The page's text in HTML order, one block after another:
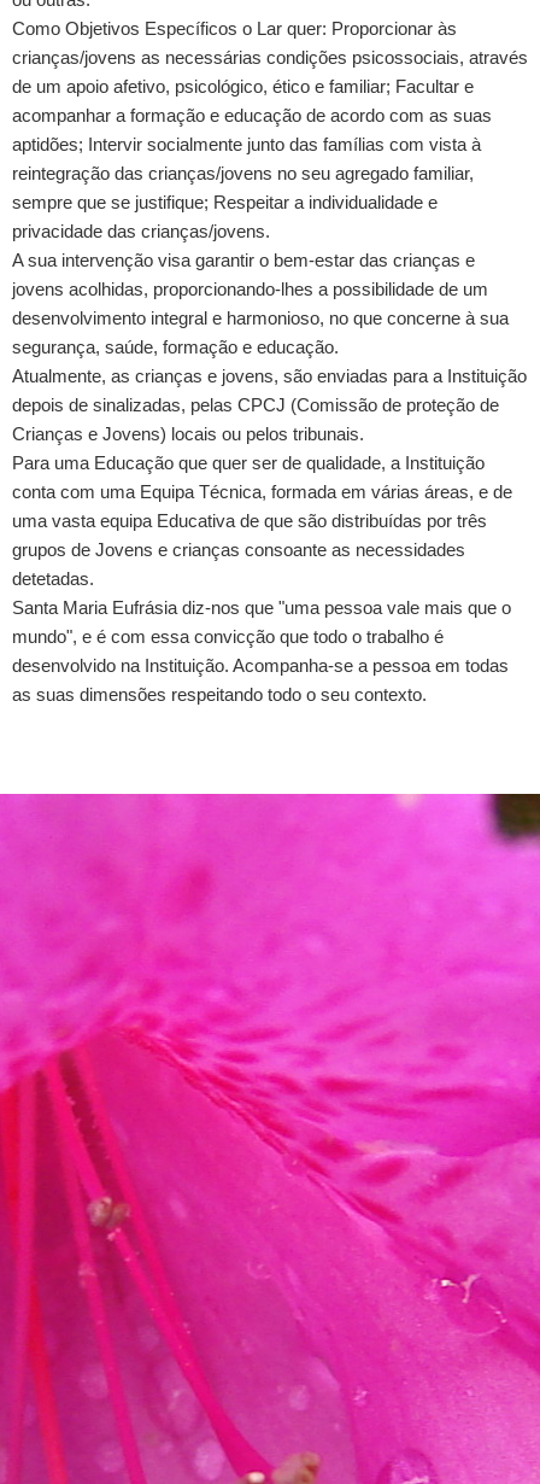
Como Objetivos Específicos o Lar quer: Proporcionar às
crianças/jovens as necessárias condições psicossociais, através
de um apoio afetivo, psicológico, ético e familiar; Facultar e
acompanhar a formação e educação de acordo com as suas
aptidões; Intervir socialmente junto das famílias com vista à
reintegração das crianças/jovens no seu agregado familiar,
sempre que se justifique; Respeitar a individualidade e
privacidade das crianças/jovens.
A sua intervenção visa garantir o bem-estar das crianças e
jovens acolhidas, proporcionando-lhes a possibilidade de um
desenvolvimento integral e harmonioso, no que concerne à sua
segurança, saúde, formação e educação.
Atualmente, as crianças e jovens, são enviadas para a Instituição
depois de sinalizadas, pelas CPCJ (Comissão de proteção de
Crianças e Jovens) locais ou pelos tribunais.
Para uma Educação que quer ser de qualidade, a Instituição
conta com uma Equipa Técnica, formada em várias áreas, e de
uma vasta equipa Educativa de que são distribuídas por três
grupos de Jovens e crianças consoante as necessidades
detetadas.
Santa Maria Eufrásia diz-nos que "uma pessoa vale mais que o
mundo", e é com essa convicção que todo o trabalho é
desenvolvido na Instituição. Acompanha-se a pessoa em todas
as suas dimensões respeitando todo o seu contexto.